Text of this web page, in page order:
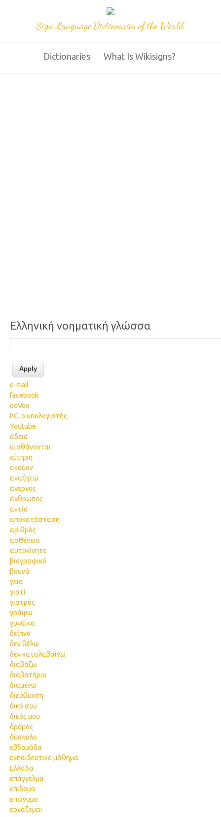
Sign Language Dictionaries of the World
Dictionaries What Is Wikisigns?
Ελληνική νοηματική γλώσσα
e-mail
facebook
ooVoo
PC, ο υπολογιστής
Youtube
άδεια
αισθάνονται
αίτηση
ακούον
αναζητώ
άνεργος
άνθρωπος
αντίο
αποκατάσταση
αριθμός
ασθένεια
αυτοκίνητο
βιογραφικό
βουνά
γεια
γιατί
γιατρός
γράψω
γυναίκα
δείπνο
δεν θέλω
δεν καταλαβαίνω
διαβάζω
διαβατήριο
διαμένω
διεύθυνση
δικό σου
δικός μου
δρόμος
δύσκολο
εβδομάδα
εκπαιδευτικό μάθημα
Ελλάδα
επάγγελμα
επίδομα
επώνυμο
εργάζομαι